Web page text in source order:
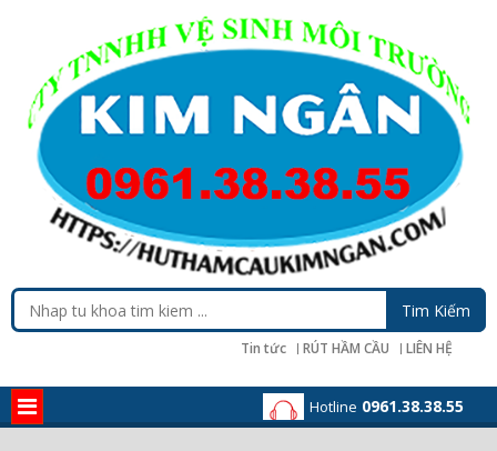
Tin tức RÚT HẦM CẦU LIÊN HỆ
Hotline 0961.38.38.55